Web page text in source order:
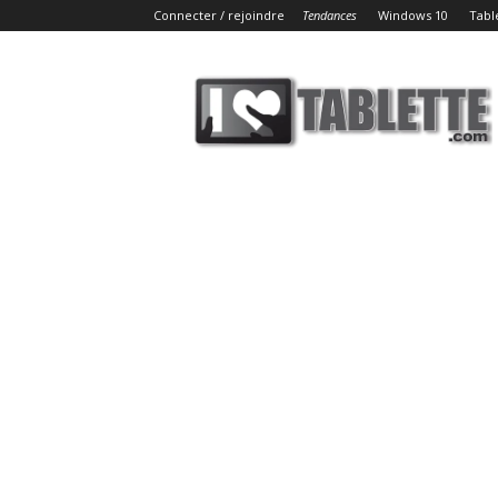
Connecter / rejoindre Tendances Windows 10